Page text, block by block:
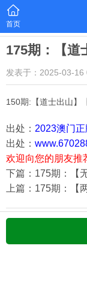
首页
175期：【道
发表于：2025-03-16
150期:【道士出山】
出处： 2023澳门
出处：
欢迎向您的朋友推
下篇：175期：【
上篇：175期：【